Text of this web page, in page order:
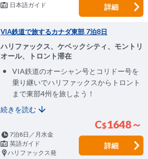
日本語ガイド
詳細
VIA鉄道で旅するカナダ東部 7泊8日
ハリファックス、ケベックシティ、モントリ
オール、トロント滞在
VIA鉄道のオーシャン号とコリドー号を
乗り継いでハリファックスからトロント
まで東部4州を旅しよう！
続きを読む
C$1648～
7泊8日／月水金
英語ガイド
ハリファックス発
詳細